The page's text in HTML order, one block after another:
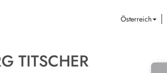
Österreich
TITSCHER